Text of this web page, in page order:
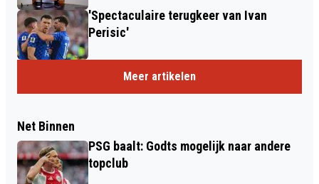
'Spectaculaire terugkeer van Ivan
Perisic'
Meer artikelen
Net Binnen
PSG baalt: Godts mogelijk naar andere
topclub